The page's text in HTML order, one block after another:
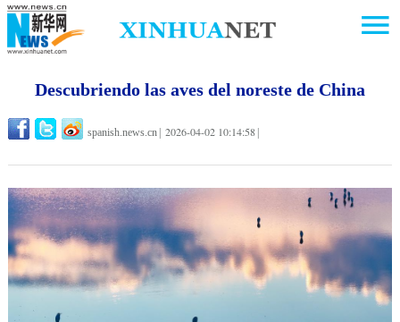
Descubriendo las aves del noreste de China
spanish.news.cn 2026-04-02 10:14:58